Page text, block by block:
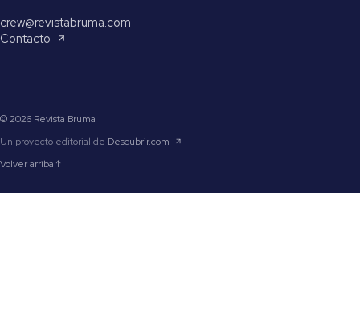
crew@revistabruma.com
Contacto
© 2026 Revista Bruma
Un proyecto editorial de Descubrir.com
Volver arriba ↑